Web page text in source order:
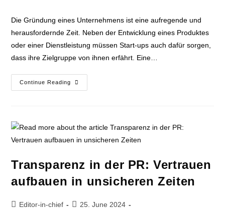
Die Gründung eines Unternehmens ist eine aufregende und
herausfordernde Zeit. Neben der Entwicklung eines Produktes
oder einer Dienstleistung müssen Start-ups auch dafür sorgen,
dass ihre Zielgruppe von ihnen erfährt. Eine…
Continue Reading
Transparenz in der PR: Vertrauen
aufbauen in unsicheren Zeiten
Editor-in-chief
25. June 2024